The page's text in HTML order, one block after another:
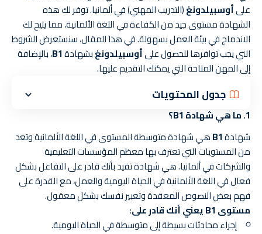
علىأوسبيلدونغ(التدريب المهني) في ألمانيا. توفر لك هذه
الشهادة مستوى جيد من الكفاءة في اللغة الألمانية، مما يتيح لك
الاندماج في بيئة العمل بسهولة. في هذا المقال، سنستعرض الشروط
التي يجب توافرها للحصول علىأوسبيلدونغبشهادةB1، بالإضافة
إلى المهن المتاحة التي يمكنك التقديم عليها.
جدول المحتويات
1. ما هي شهادة B1؟
شهادةB1هي شهادة متوسطة المستوى في اللغة الألمانية وتعد
من المستويات التي تعترف بها معظم المؤسسات التعليمية
والشركات في ألمانيا. هي شهادة تفيد بأنك قادر على التفاعل بشكل
فعال في اللغة الألمانية في الحياة اليومية والعمل، مع القدرة على
فهم بعض النصوص المعقدة وتعبير نفسك بشكل معقول.
مستوى B1 يعني أنك قادر على
:
إجراء محادثات بسيطة إلى متوسطة في الحياة اليومية.